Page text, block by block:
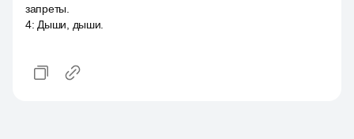
запреты.
4: Дыши, дыши.